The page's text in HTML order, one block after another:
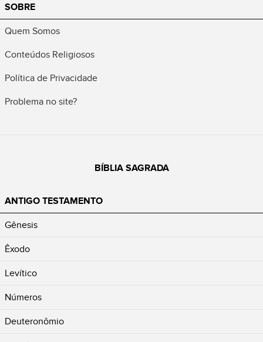
SOBRE
Quem Somos
Conteúdos Religiosos
Política de Privacidade
Problema no site?
BÍBLIA SAGRADA
ANTIGO TESTAMENTO
Gênesis
Êxodo
Levítico
Números
Deuteronômio